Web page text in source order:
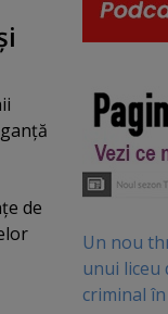
de
Un nou
unui liceu
criminal